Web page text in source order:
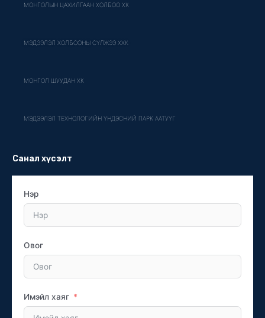
МОНГОЛЫН ЦАХИЛГААН ХОЛБОО ХК
МЭДЭЭЛЭЛ ХОЛБООНЫ СҮЛЖЭЭ ХХК
МОНГОЛ ШУУДАН ХК
МЭДЭЭЛЭЛ ТЕХНОЛОГИЙН ҮНДЭСНИЙ ПАРК ААТУҮГ
Санал хүсэлт
Нэр
Овог
Имэйл хаяг